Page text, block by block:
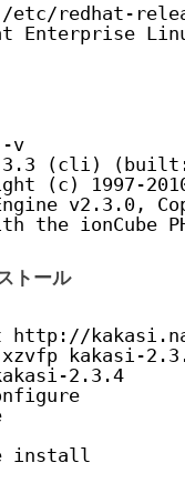
etc/redhat-
Enterprise
-v
(cli) (built:
(c) 1997-
v2.3.0,
the ionCube
トール
http://
kakasi-
2.3.4
install